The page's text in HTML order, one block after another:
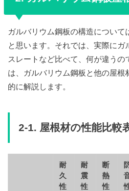
ガルバリウム鋼板の構造について
と思います。それでは、実際にガ
スレートなど比べて、何が違うの
は、ガルバリウム鋼板と他の屋根
的に解説します。
2-1. 屋根材の性能比較
耐
久
性
耐
震
性
断
熱
性